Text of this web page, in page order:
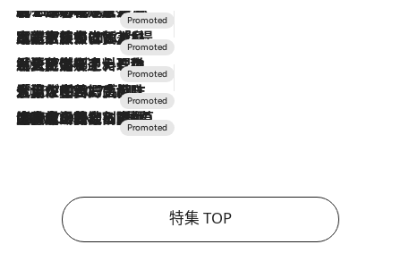
2026.8.7
【トンボの足水浴】ヒノキの香りに包まれて涼感マックス！約13℃の湧水かけ流しを避暑地「星野温泉 トンボの湯」で体験
2026.7.31
【ホテル帰省】という選択肢をOMOが提案。家族とほどよい距離を保つには「昼は実家、夜は気兼ねなくホテルで！」
2026.7.24
【夏限定ディナーコース】旬を迎える稚鮎や花ズッキーニなどをイタリア・トスカーナの郷土料理の手法で満喫！
2026.7.17
「土佐和ハーブかき氷」がOMO7高知に登場！生姜、山椒、大葉など目にも舌にも涼を呼ぶ郷土の味
2026.7.10
NEW OPEN！【界 草津】名湯の地に誕生。趣の異なる2種の温泉と上州ならではの会席・蕎麦割烹など美食を味わう究極の癒やし旅
特集 TOP